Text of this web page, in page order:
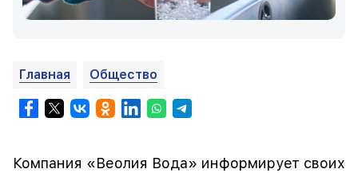
Главная Общество
Компания «Веолия Вода» информирует своих